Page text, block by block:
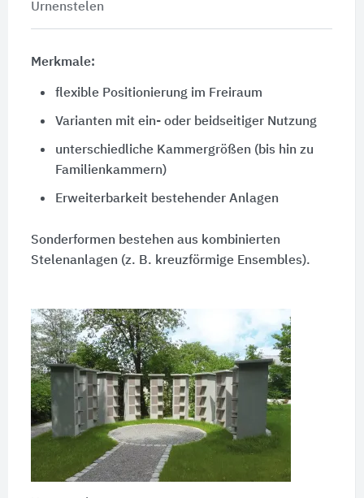
Urnenstelen
Merkmale:
flexible Positionierung im Freiraum
Varianten mit ein- oder beidseitiger Nutzung
unterschiedliche Kammergrößen (bis hin zu
Familienkammern)
Erweiterbarkeit bestehender Anlagen
Sonderformen bestehen aus kombinierten
Stelenanlagen (z. B. kreuzförmige Ensembles).